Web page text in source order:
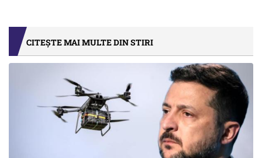
CITEȘTE MAI MULTE DIN STIRI